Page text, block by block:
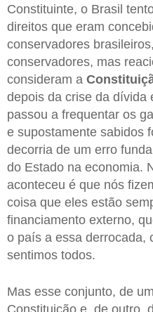
Constituinte, o Brasil
direitos que eram
conservadores
conservadores, mas
consideram a
depois da crise da dívida
passou a frequentar os
e supostamente sabidos
decorria de um erro
do Estado na economia.
aconteceu é que nós
coisa que eles estão
financiamento externo,
o país a essa derrocada,
sentimos todos.
Mas esse conjunto, de
Constituição e, de outro,